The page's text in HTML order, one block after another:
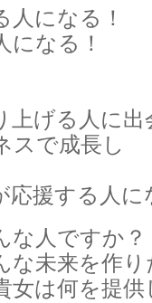
人になる！
になる！
上げる人に出
スで成長し
応援する人に
な人ですか？
な未来を作
女は何を提